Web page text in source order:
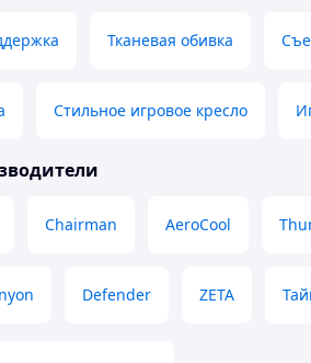
Тканевая обивка
Стильное игровое кресло
Chairman AeroCool
Defender ZETA